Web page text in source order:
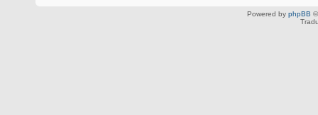
Powered by phpBB